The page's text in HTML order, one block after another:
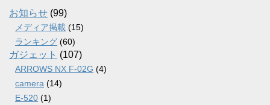
ブ
お知らせ (99)
メディア掲載 (15)
ランキング (60)
ガジェット (107)
ARROWS NX F-02G (4)
camera (14)
E-520 (1)